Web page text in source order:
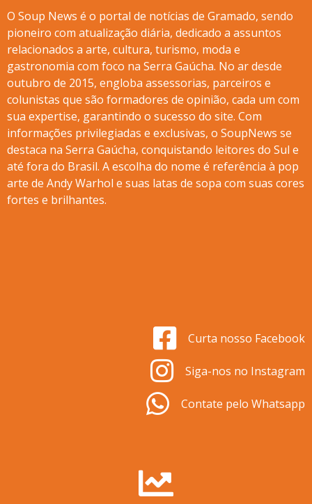
O Soup News é o portal de notícias de Gramado, sendo
pioneiro com atualização diária, dedicado a assuntos
relacionados a arte, cultura, turismo, moda e
gastronomia com foco na Serra Gaúcha. No ar desde
outubro de 2015, engloba assessorias, parceiros e
colunistas que são formadores de opinião, cada um com
sua expertise, garantindo o sucesso do site. Com
informações privilegiadas e exclusivas, o SoupNews se
destaca na Serra Gaúcha, conquistando leitores do Sul e
até fora do Brasil. A escolha do nome é referência à pop
arte de Andy Warhol e suas latas de sopa com suas cores
fortes e brilhantes.
Curta nosso Facebook
Siga-nos no Instagram
Contate pelo Whatsapp